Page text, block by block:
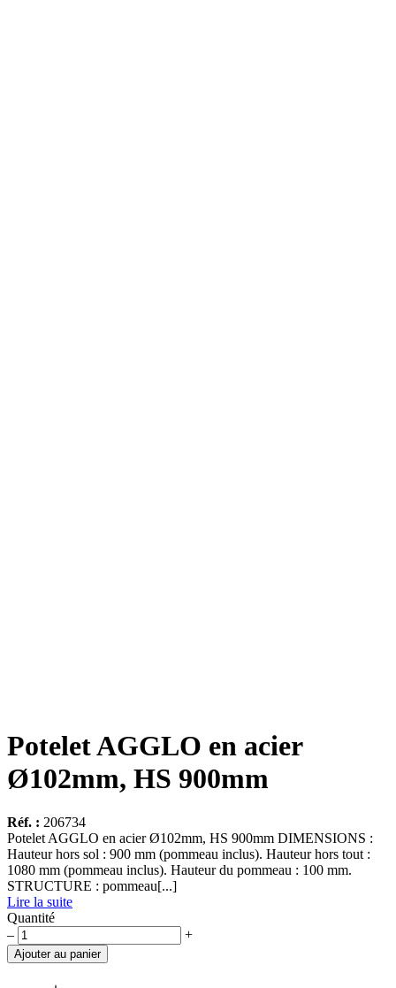
Potelet AGGLO en acier
Ø102mm, HS 900mm
Réf. : 206734
Potelet AGGLO en acier Ø102mm, HS 900mm DIMENSIONS :
Hauteur hors sol : 900 mm (pommeau inclus). Hauteur hors tout :
1080 mm (pommeau inclus). Hauteur du pommeau : 100 mm.
STRUCTURE : pommeau[...]
Lire la suite
Quantité
quantité
de
Potelet
– +
Ajouter au panier